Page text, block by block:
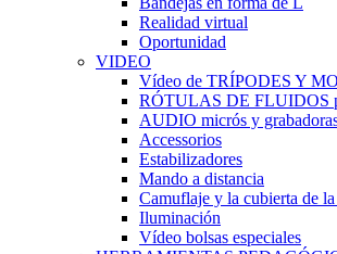
Realidad virtual
Oportunidad
VIDEO
Vídeo de TRÍPODES Y
RÓTULAS DE FLUIDOS
AUDIO micrós y
Accessorios
Estabilizadores
Mando a distancia
Camuflaje y la cubierta de
Iluminación
Vídeo bolsas especiales